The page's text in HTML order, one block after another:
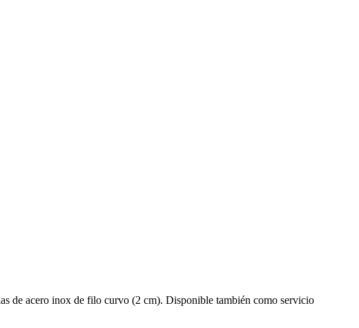
de acero inox de filo curvo (2 cm). Disponible también como servicio